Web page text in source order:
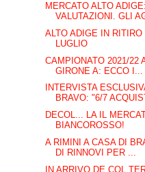
MERCATO ALTO
VALUTAZIONI. GLI
ALTO ADIGE IN
LUGLIO
CAMPIONATO 2021/22
GIRONE A: ECCO I...
INTERVISTA
BRAVO: "6/7
DECOL... LA IL
BIANCOROSSO!
A RIMINI A CASA DI
DI RINNOVI PER ...
IN ARRIVO DE COL